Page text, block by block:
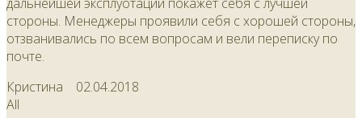
стороны. Менеджеры проявили себя с хорошей стороны,
отзванивались по всем вопросам и вели переписку по
почте.
Кристина 02.04.2018
All